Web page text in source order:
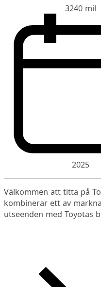
3240 mil
2025
Välkommen att titta på
kombinerar ett av
utseenden med Toyotas